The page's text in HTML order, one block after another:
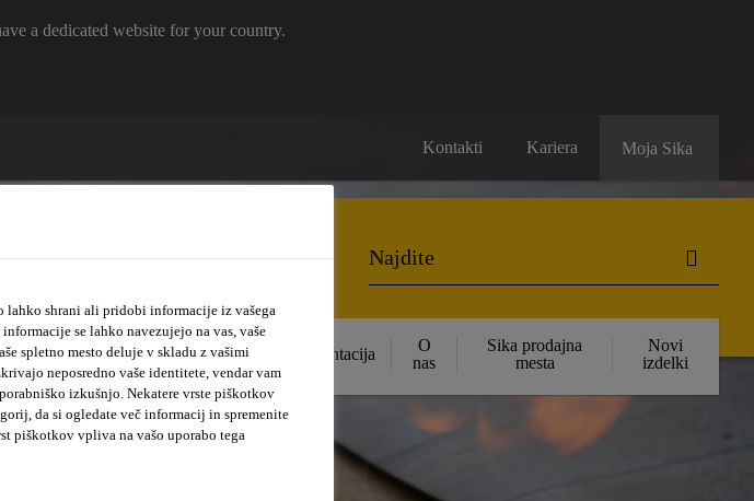
a dedicated website for your country.
Kontakti Kariera Moja Sika
Kotiček za
arhitekte
Dokumentacija
O
nas
Sika prodajna
mesta
Novi
izdelki
lahko shrani ali pridobi informacije iz vašega
se lahko navezujejo na vas, vaše
spletno mesto deluje v skladu z vašimi
neposredno vaše identitete, vendar vam
izkušnjo. Nekatere vrste piškotkov
da si ogledate več informacij in spremenite
piškotkov vpliva na vašo uporabo tega